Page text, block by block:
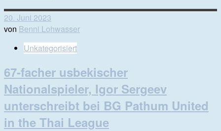
20. Juni 2023
von Benni Lohwasser
Unkategorisiert
67-facher usbekischer
Nationalspieler, Igor Sergeev
unterschreibt bei BG Pathum United
in the Thai League